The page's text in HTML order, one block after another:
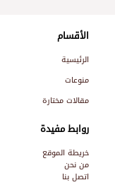
الأقسام
الرئيسية
منوعات
مقالات مختارة
روابط مفيدة
خريطة الموقع
من نحن
اتصل بنا